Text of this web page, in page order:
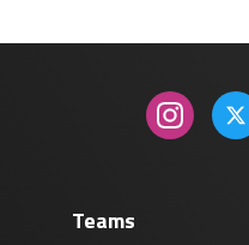
Teams